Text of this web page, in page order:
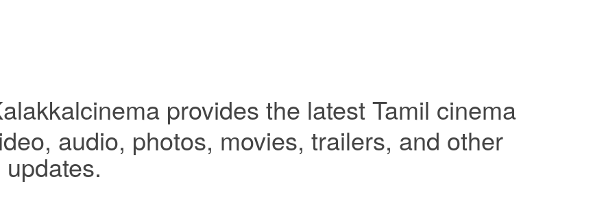
provides the latest Tamil cinema
audio, photos, movies, trailers, and other